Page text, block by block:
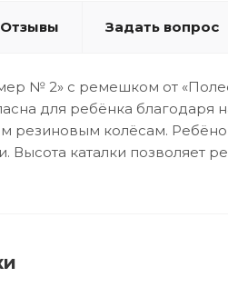
Отзывы Задать вопрос
№ 2» с ремешком от
для ребёнка
резиновым колёсам.
Высота каталки позволяет